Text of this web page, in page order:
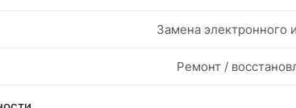
Замена электронного
Ремонт /